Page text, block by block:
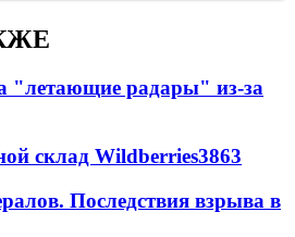
"летающие радары" из-за
склад Wildberries3863
Последствия взрыва в